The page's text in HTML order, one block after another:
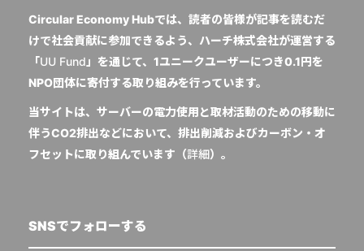
Circular Economy Hubでは、読者の皆様が記事を読むだ
けで社会貢献に参加できるよう、ハーチ株式会社が運営する
「UU Fund 」を通じて、1ユニークユーザーにつき0.1円を
NPO団体に寄付する取り組みを行っています。
当サイトは、サーバーの電力使用と取材活動のための移動に
伴うCO2排出などにおいて、排出削減およびカーボン・オ
フセットに取り組んでいます（詳細）。
SNSでフォローする